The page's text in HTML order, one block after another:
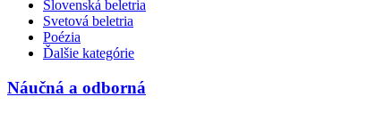
Slovenská beletria
Svetová beletria
Poézia
Ďalšie kategórie
Náučná a odborná